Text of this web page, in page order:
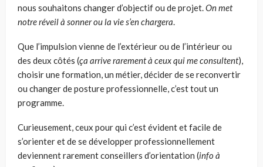
nous souhaitons changer d’objectif ou de projet.On met
notre réveil à sonner ou la vie s’en chargera.
Que l’impulsion vienne de l’extérieur ou de l’intérieur ou
des deux côtés (ça arrive rarement à ceux qui me consultent),
choisir une formation, un métier, décider de se reconvertir
ou changer de posture professionnelle, c’est tout un
programme.
Curieusement, ceux pour qui c’est évident et facile de
s’orienter et de se développer professionnellement
deviennent rarement conseillers d’orientation (info à